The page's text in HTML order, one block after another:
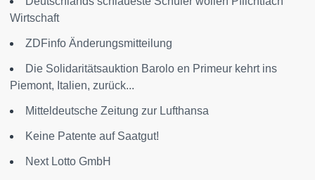
Wirtschaft
ZDFinfo Änderungsmitteilung
Die Solidaritätsauktion Barolo en Primeur kehrt ins
Piemont, Italien, zurück...
Mitteldeutsche Zeitung zur Lufthansa
Keine Patente auf Saatgut!
Next Lotto GmbH